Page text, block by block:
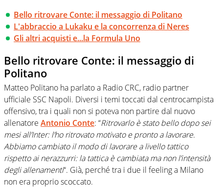
Bello ritrovare Conte: il messaggio di Politano
L'abbraccio a Lukaku e la concorrenza di Neres
Gli altri acquisti e...la Formula Uno
Bello ritrovare Conte: il messaggio di
Politano
Matteo Politano ha parlato a Radio CRC, radio partner
ufficiale SSC Napoli. Diversi i temi toccati dal centrocampista
offensivo, tra i quali non si poteva non partire dal nuovo
allenatore Antonio Conte: “Ritrovarlo è stato bello dopo sei
mesi all’Inter: l’ho ritrovato motivato e pronto a lavorare.
Abbiamo cambiato il modo di lavorare a livello tattico
rispetto ai nerazzurri: la tattica è cambiata ma non l’intensità
degli allenamenti“. Già, perché tra i due il feeling a Milano
non era proprio scoccato.